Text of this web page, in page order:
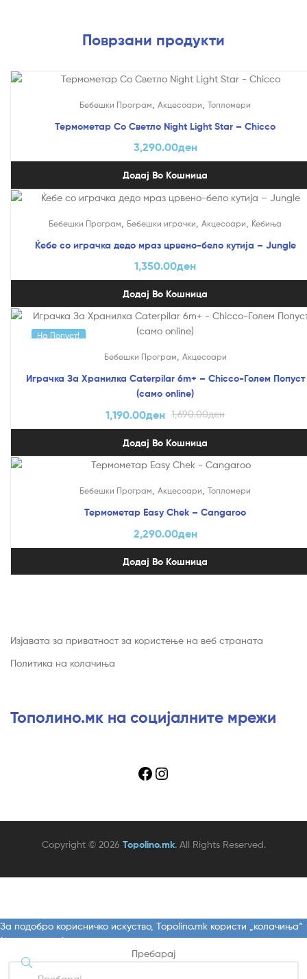
Поврзани продукти
Бебешки Програм Акцесоари Топломери
Термометар Со Светло Night Light Star – Chicco
3,290.00ден
Додај Во Кошница
Бебешки Програм Бебешки играчки Акцесоари Ќебиња
Ќебе со играчка дедо мраз црвено-бело кутија – Jungle
1,350.00ден
Додај Во Кошница
На Попуст!
Бебешки Програм, Акцесоари
Играчка За Хранилка Caterpilar 6m+ – Chicco-Голем Попуст
(само online)
1,690.00ден
1,190.00ден
Додај Во Кошница
Бебешки Програм Акцесоари Топломери
Термометар Easy Chek – Cangaroo
2,290.00ден
Додај Во Кошница
Изјавата за приватност за користење на веб страната
Политика на колачиња
Тополино.мк на социјалните мрежи
Copyright © 2026 Topolino.mk. All Rights Reserved.
Пребарај
За подобро корисничко искуство, Topolino.mk користи „колачиња“
(eng."cookies"). Со понатамошно користење на веб-страницата,
се сложувате со користење на политиката на приватност и
колачиња. Користењето на колачињата се користат за: неопходни